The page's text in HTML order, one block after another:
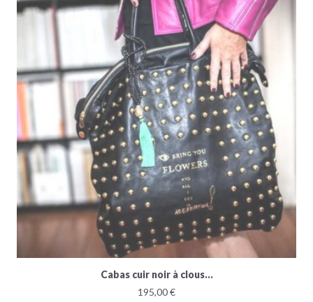
Cabas cuir noir à clous...
195,00 €